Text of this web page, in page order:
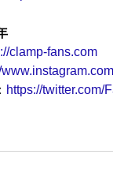
clamp-fans.com
https://twitter.com/